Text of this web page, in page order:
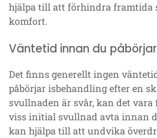
hjälpa till att förhindra framtida
komfort.
Väntetid innan du
Det finns generellt ingen
påbörjar isbehandling efter en
svullnaden är svår, kan det
viss initial svullnad avta innan
kan hjälpa till att undvika